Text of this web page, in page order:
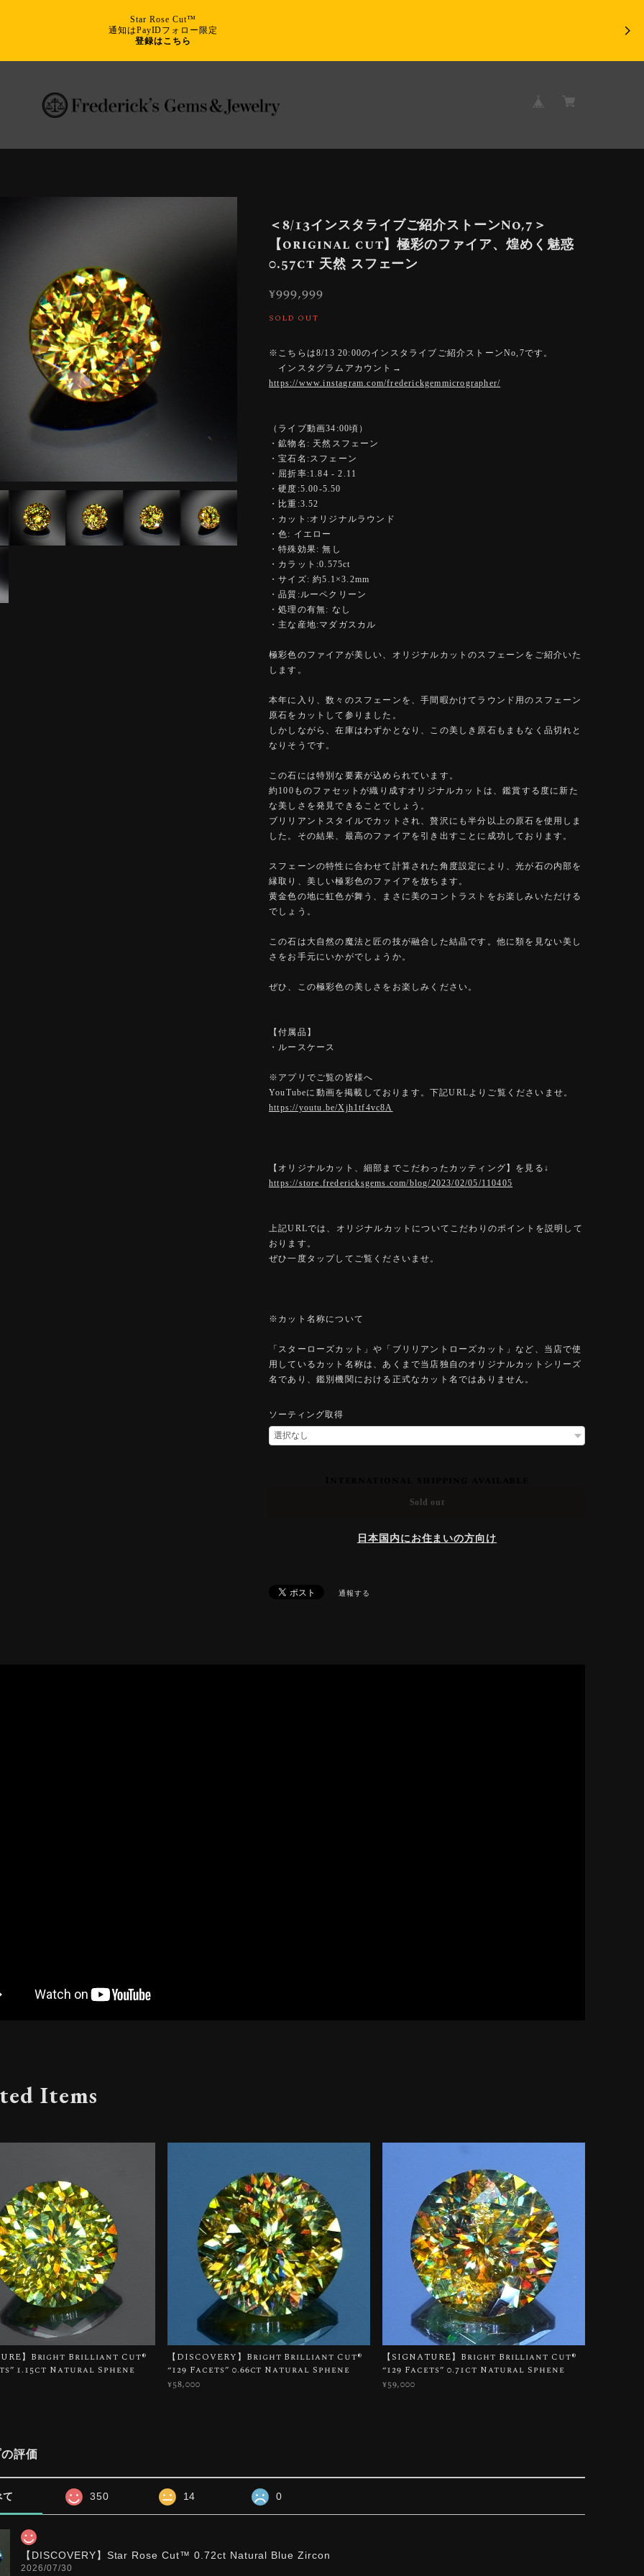
Star Rose Cut™
通知はPayIDフォロー限定
登録はこちら
＜8/13インスタライブご紹介ストーンNo,7＞
【original cut】極彩のファイア、煌めく魅惑
0.57ct 天然 スフェーン
¥999,999
SOLD OUT
※こちらは8/13 20:00のインスタライブご紹介ストーンNo,7です。
インスタグラムアカウント→
https://www.instagram.com/frederickgemmicrographer/
（ライブ動画34:00頃）
・鉱物名: 天然スフェーン
・宝石名:スフェーン
・屈折率:1.84 - 2.11
・硬度:5.00-5.50
・比重:3.52
・カット:オリジナルラウンド
・色: イエロー
・特殊効果: 無し
・カラット:0.575ct
・サイズ: 約5.1×3.2mm
・品質:ルーペクリーン
・処理の有無: なし
・主な産地:マダガスカル
極彩色のファイアが美しい、オリジナルカットのスフェーンをご紹介いた
します。
本年に入り、数々のスフェーンを、手間暇かけてラウンド用のスフェーン
原石をカットして参りました。
しかしながら、在庫はわずかとなり、この美しき原石もまもなく品切れと
なりそうです。
この石には特別な要素が込められています。
約100ものファセットが織り成すオリジナルカットは、鑑賞する度に新た
な美しさを発見できることでしょう。
ブリリアントスタイルでカットされ、贅沢にも半分以上の原石を使用しま
した。その結果、最高のファイアを引き出すことに成功しております。
スフェーンの特性に合わせて計算された角度設定により、光が石の内部を
縁取り、美しい極彩色のファイアを放ちます。
黄金色の地に虹色が舞う、まさに美のコントラストをお楽しみいただける
でしょう。
この石は大自然の魔法と匠の技が融合した結晶です。他に類を見ない美し
さをお手元にいかがでしょうか。
ぜひ、この極彩色の美しさをお楽しみください。
【付属品】
・ルースケース
※アプリでご覧の皆様へ
YouTubeに動画を掲載しております。下記URLよりご覧くださいませ。
https://youtu.be/Xjh1tf4vc8A
【オリジナルカット、細部までこだわったカッティング】を見る↓
https://store.fredericksgems.com/blog/2023/02/05/110405
上記URLでは、オリジナルカットについてこだわりのポイントを説明して
おります。
ぜひ一度タップしてご覧くださいませ。
※カット名称について
「スターローズカット」や「ブリリアントローズカット」など、当店で使
用しているカット名称は、あくまで当店独自のオリジナルカットシリーズ
名であり、鑑別機関における正式なカット名ではありません。
ソーティング取得
Sold out
日本国内にお住まいの方向け
通報する
Items
】Bright Brilliant Cut®︎
1.15ct Natural Sphene
【DISCOVERY】Bright Brilliant Cut®︎
“129 Facets” 0.66ct Natural Sphene
¥58,000
【SIGNATURE】Bright Brilliant Cut®︎
“129 Facets” 0.71ct Natural Sphene
¥59,000
評価
て 350 14 0
【DISCOVERY】Star Rose Cut™️ 0.72ct Natural Blue Zircon
2026/07/30